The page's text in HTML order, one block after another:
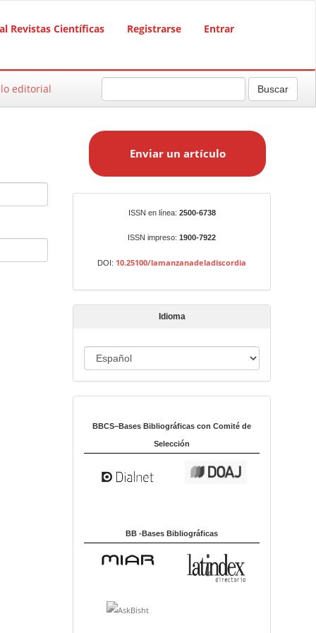
Revistas Científicas Registrarse Entrar
editorial Buscar
a
t
í
o
Enviar un artículo
ISSN en línea: 2500-6738
ISSN impreso:1900-7922
DOI: 10.25100/lamanzanadeladiscordia
Idioma
d
m
a
BBCS–Bases Bibliográficas con Comité de
Selección
BB -Bases Bibliográficas